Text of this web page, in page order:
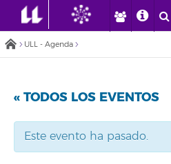
ULL - Agenda
« TODOS LOS EVENTOS
Este evento ha pasado.